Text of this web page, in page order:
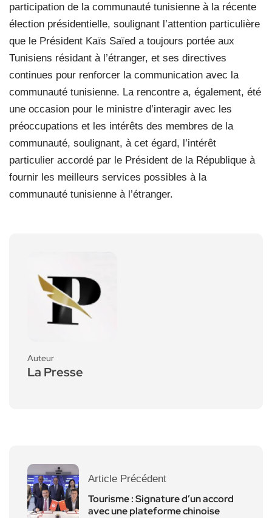
participation de la communauté tunisienne à la récente
élection présidentielle, soulignant l’attention particulière
que le Président Kaïs Saïed a toujours portée aux
Tunisiens résidant à l’étranger, et ses directives
continues pour renforcer la communication avec la
communauté tunisienne. La rencontre a, également, été
une occasion pour le ministre d’interagir avec les
préoccupations et les intérêts des membres de la
communauté, soulignant, à cet égard, l’intérêt
particulier accordé par le Président de la République à
fournir les meilleurs services possibles à la
communauté tunisienne à l’étranger.
Auteur
La Presse
Article Précédent
Tourisme : Signature d’un accord
avec une plateforme chinoise